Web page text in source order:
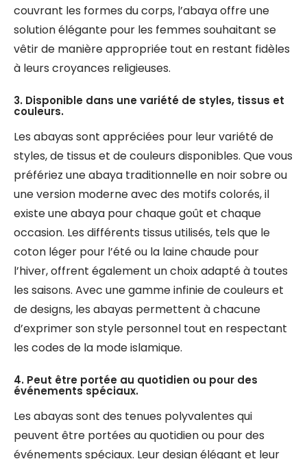
couvrant les formes du corps, l’abaya offre une
solution élégante pour les femmes souhaitant se
vêtir de manière appropriée tout en restant fidèles
à leurs croyances religieuses.
3. Disponible dans une variété de styles, tissus et
couleurs.
Les abayas sont appréciées pour leur variété de
styles, de tissus et de couleurs disponibles. Que vous
préfériez une abaya traditionnelle en noir sobre ou
une version moderne avec des motifs colorés, il
existe une abaya pour chaque goût et chaque
occasion. Les différents tissus utilisés, tels que le
coton léger pour l’été ou la laine chaude pour
l’hiver, offrent également un choix adapté à toutes
les saisons. Avec une gamme infinie de couleurs et
de designs, les abayas permettent à chacune
d’exprimer son style personnel tout en respectant
les codes de la mode islamique.
4. Peut être portée au quotidien ou pour des
événements spéciaux.
Les abayas sont des tenues polyvalentes qui
peuvent être portées au quotidien ou pour des
événements spéciaux. Leur design élégant et leur